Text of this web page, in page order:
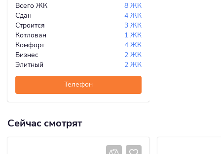
Всего ЖК
8 ЖК
Сдан
4 ЖК
Строится
3 ЖК
Котлован
1 ЖК
Комфорт
4 ЖК
Бизнес
2 ЖК
Элитный
2 ЖК
Телефон
Сейчас смотрят